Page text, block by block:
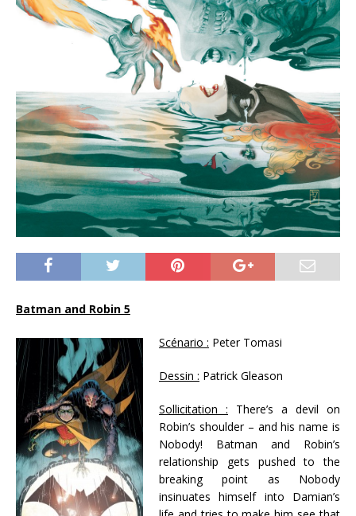
Batman and Robin 5
Scénario : Peter Tomasi
Dessin : Patrick Gleason
Sollicitation : There’s a devil on
Robin’s shoulder – and his name is
Nobody! Batman and Robin’s
relationship gets pushed to the
breaking point as Nobody
insinuates himself into Damian’s